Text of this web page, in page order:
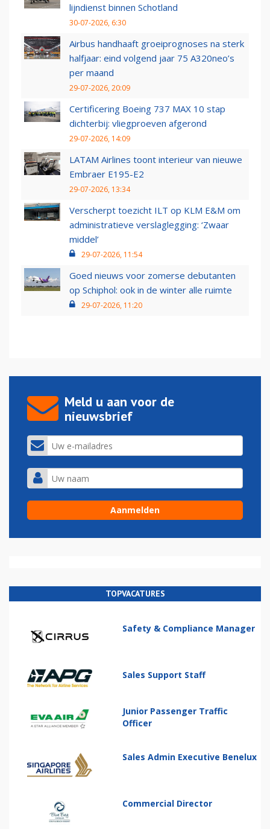
lijndienst binnen Schotland
30-07-2026, 6:30
Airbus handhaaft groeiprognoses na sterk
halfjaar: eind volgend jaar 75 A320neo’s
per maand
29-07-2026, 20:09
Certificering Boeing 737 MAX 10 stap
dichterbij: vliegproeven afgerond
29-07-2026, 14:09
LATAM Airlines toont interieur van nieuwe
Embraer E195-E2
29-07-2026, 13:34
Verscherpt toezicht ILT op KLM E&M om
administratieve verslaglegging: ‘Zwaar
middel’
29-07-2026, 11:54
Goed nieuws voor zomerse debutanten
op Schiphol: ook in de winter alle ruimte
29-07-2026, 11:20
Meld u aan voor de
nieuwsbrief
TOPVACATURES
Safety & Compliance Manager
Sales Support Staff
Junior Passenger Traffic
Officer
Sales Admin Executive Benelux
Commercial Director